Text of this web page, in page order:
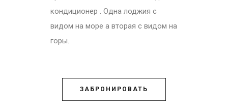
кондиционер . Одна лоджия с
видом на море а вторая с видом на
горы.
ЗАБРОНИРОВАТЬ